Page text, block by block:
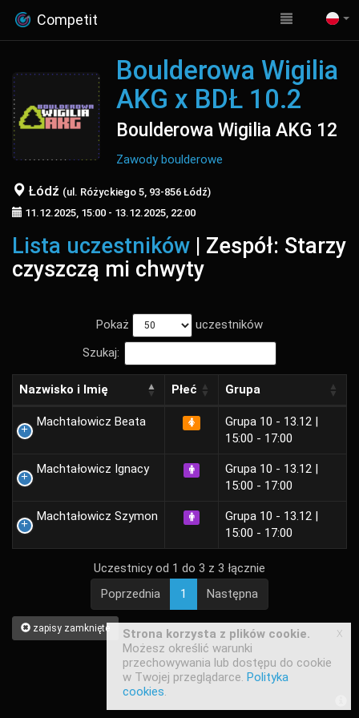
Competit
Boulderowa Wigilia
AKG x BDŁ 10.2
Boulderowa Wigilia AKG 12
Zawody boulderowe
Łódź (ul. Różyckiego 5, 93-856 Łódź)
11.12.2025, 15:00 - 13.12.2025, 22:00
Lista uczestników | Zespół: Starzy
czyszczą mi chwyty
Pokaż
uczestników
Szukaj:
Nazwisko i Imię Płeć Grupa
Machtałowicz Beata
Grupa 10 - 13.12 |
15:00 - 17:00
Machtałowicz Ignacy
Grupa 10 - 13.12 |
15:00 - 17:00
Machtałowicz Szymon
Grupa 10 - 13.12 |
15:00 - 17:00
Uczestnicy od 1 do 3 z 3 łącznie
Poprzednia
1 Następna
zapisy zamknięte
Strona korzysta z plików cookie.
Możesz określić warunki
przechowywania lub dostępu do cookie
w Twojej przeglądarce. Polityka
cookies.
x